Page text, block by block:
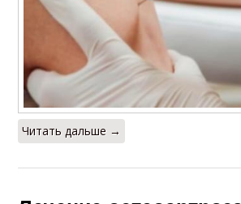
Читать дальше →